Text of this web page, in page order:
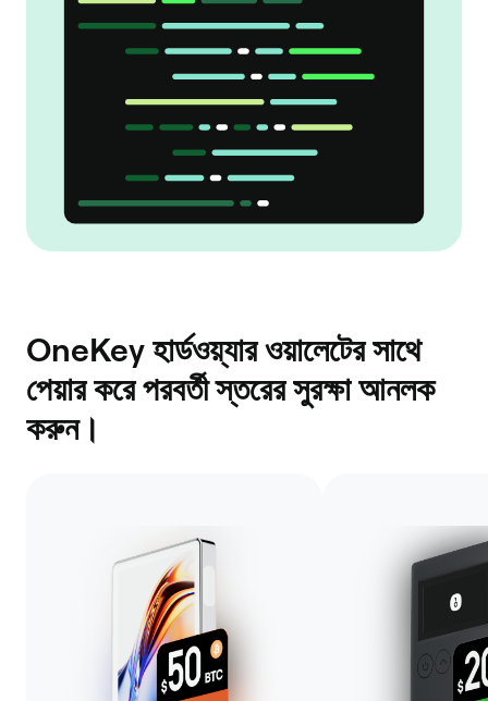
OneKey হার্ডওয়্যার ওয়ালেটের সাথে
পেয়ার করে পরবর্তী স্তরের সুরক্ষা আনলক
করুন।